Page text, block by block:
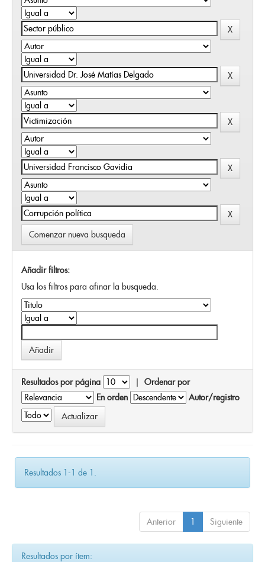
Comenzar nueva busqueda
Añadir filtros:
Usa los filtros para afinar la busqueda.
Resultados por página | Ordenar por
En orden
Autor/registro
Resultados 1-1 de 1.
Anterior 1 Siguiente
Resultados por ítem: